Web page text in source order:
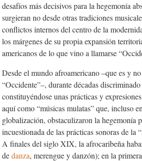
desafíos más decisivos para la hegemonía
surgieran no desde otras tradiciones
conflictos internos del centro de la
los márgenes de su propia expansión
americanos de lo que vino a llamarse
Desde el mundo afroamericano –que es y
“Occidente”–, durante décadas
constituyéndose unas prácticas y
aquí como “músicas mulatas” que, incluso
globalización, obstaculizaron la hegemonía
incuestionada de las prácticas sonoras de la
A finales del siglo XIX, la afrocaribeña
dedanza, merengue y danzón); en la